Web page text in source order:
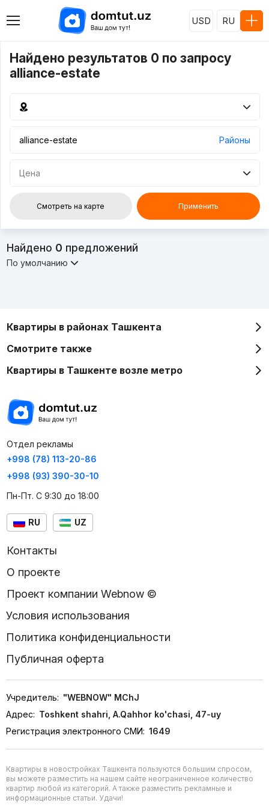
USD RU
Найдено результатов 0 по запросу
alliance-estate
Районы
Цена
Смотреть на карте Применить
Найдено 0 предложений
По умолчанию
Квартиры в районах Ташкента
Смотрите также
Квартиры в Ташкенте возле метро
Отдел рекламы
+998 (78) 113-20-86
+998 (93) 390-30-10
Пн-Пт. С 9:30 до 18:00
RU UZ
Контакты
О проекте
Проект компании Webnow ©
Условия использования
Политика конфиденциальности
Публичная оферта
Учредитель: "WEBNOW" MChJ
Адрес: Toshkent shahri, A.Qahhor ko'chasi, 47-uy
Регистрация электронного СМИ: 1649
Квартиры в новостройках Ташкента пользуются большим спросом,
вы можете разместить на нашем сайте неограниченное количество
квартир любой из категорий. А также разместить рекламные и
информационные статьи. Удачи!